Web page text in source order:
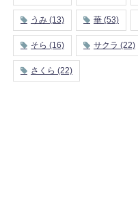
うみ (13) 華 (53)
そら (16) サクラ (22)
さくら (22)